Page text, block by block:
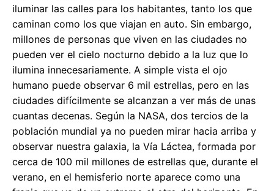
iluminar las calles para los habitantes, tanto los que
caminan como los que viajan en auto. Sin embargo,
millones de personas que viven en las ciudades no
pueden ver el cielo nocturno debido a la luz que lo
ilumina innecesariamente. A simple vista el ojo
humano puede observar 6 mil estrellas, pero en las
ciudades difícilmente se alcanzan a ver más de unas
cuantas decenas. Según la NASA, dos tercios de la
población mundial ya no pueden mirar hacia arriba y
observar nuestra galaxia, la Vía Láctea, formada por
cerca de 100 mil millones de estrellas que, durante el
verano, en el hemisferio norte aparece como una